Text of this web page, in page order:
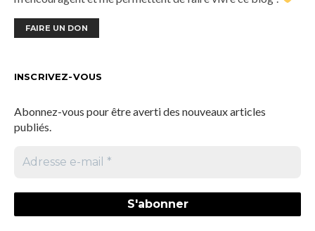
FAIRE UN DON
INSCRIVEZ-VOUS
Abonnez-vous pour être averti des nouveaux articles
publiés.